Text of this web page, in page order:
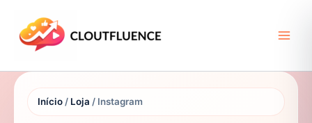
Início / Loja / Instagram